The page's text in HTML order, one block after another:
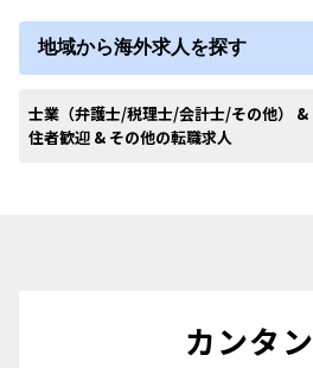
地域から海外求人を探す
士業（弁護士/税理士/会計士/その他） &
住者歓迎 & その他の転職求人
カンタン